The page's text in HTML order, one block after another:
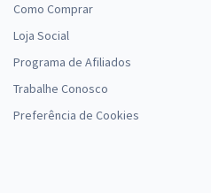
Como Comprar
Loja Social
Programa de Afiliados
Trabalhe Conosco
Preferência de Cookies